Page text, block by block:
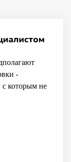
-
с которым не